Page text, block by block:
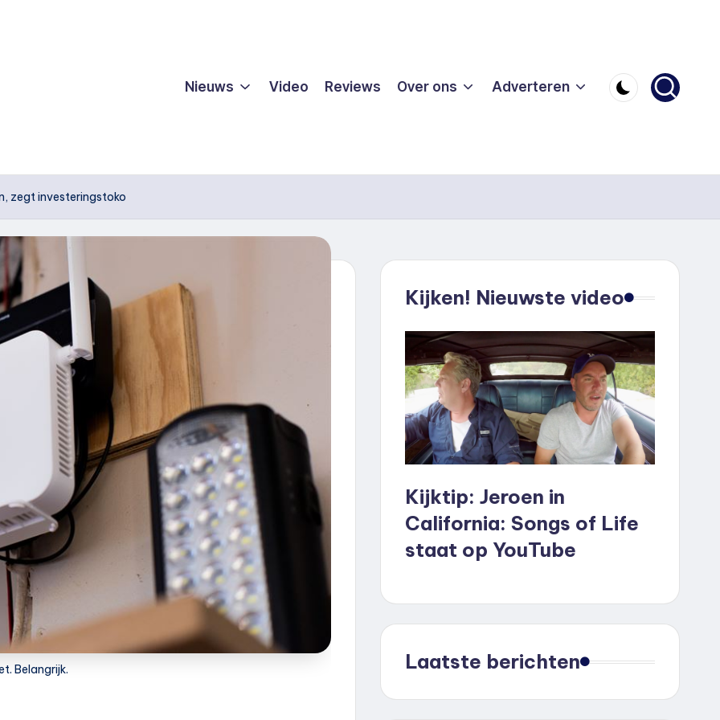
Nieuws Video Reviews Over ons Adverteren
zegt investeringstoko
Belangrijk.
Kijken! Nieuwste video
Kijktip: Jeroen in
California: Songs of Life
staat op YouTube
Laatste berichten